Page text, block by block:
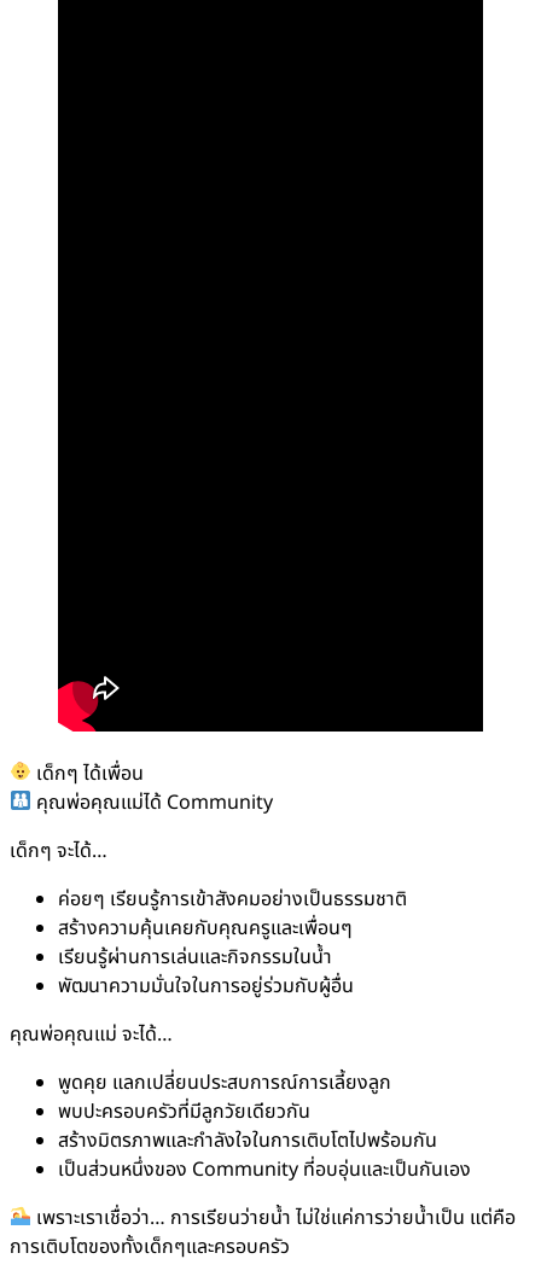
เด็กๆ ได้เพื่อน
คุณพ่อคุณแม่ได้ Community
เด็กๆ จะได้…
ค่อยๆ เรียนรู้การเข้าสังคมอย่างเป็นธรรมชาติ
สร้างความคุ้นเคยกับคุณครูและเพื่อนๆ
เรียนรู้ผ่านการเล่นและกิจกรรมในน้ำ
พัฒนาความมั่นใจในการอยู่ร่วมกับผู้อื่น
คุณพ่อคุณแม่ จะได้…
พูดคุย แลกเปลี่ยนประสบการณ์การเลี้ยงลูก
พบปะครอบครัวที่มีลูกวัยเดียวกัน
สร้างมิตรภาพและกำลังใจในการเติบโตไปพร้อมกัน
เป็นส่วนหนึ่งของ Community ที่อบอุ่นและเป็นกันเอง
เพราะเราเชื่อว่า… การเรียนว่ายน้ำ ไม่ใช่แค่การว่ายน้ำเป็น แต่คือ
การเติบโตของทั้งเด็กๆและครอบครัว